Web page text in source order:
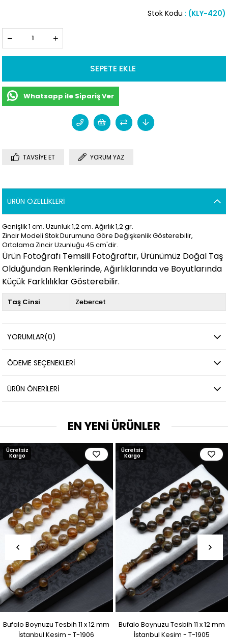
(KLY-420)
Stok Kodu
Whatsapp ile Sipariş Ver
TAVSIYE ET YORUM YAZ
ÜRÜN ÖZELLIKLERI
Genişlik 1 cm. Uzunluk 1,2 cm. Ağırlık 1,2 gr.
Zincir Modeli Stok Durumuna Göre Değişkenlik Gösterebilir,
Ortalama Zincir Uzunluğu 45 cm'dir.
Ürün Fotoğrafı Temsili Fotoğraftır, Ürünümüz Doğal Taş
Olduğundan Renklerinde, Ağırlıklarında ve Boyutlarında
Küçük Farklılıklar Gösterebilir.
Taş Cinsi Zebercet
YORUMLAR(0)
ÖDEME SEÇENEKLERI
ÜRÜN ÖNERILERI
EN YENİ ÜRÜNLER
Bufalo Boynuzu Tesbih 11 x 12 mm
İstanbul Kesim - T-1906
Ücretsiz
Kargo
Bufalo Boynuzu Tesbih 11 x 12 mm
İstanbul Kesim - T-1905
Ücretsiz
Kargo